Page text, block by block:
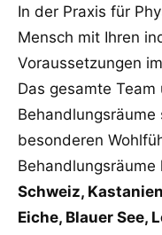
In der Praxis für
Mensch mit Ihren
Voraussetzungen
Das gesamte
besonderen
Schweiz,
Eiche, Blauer See,